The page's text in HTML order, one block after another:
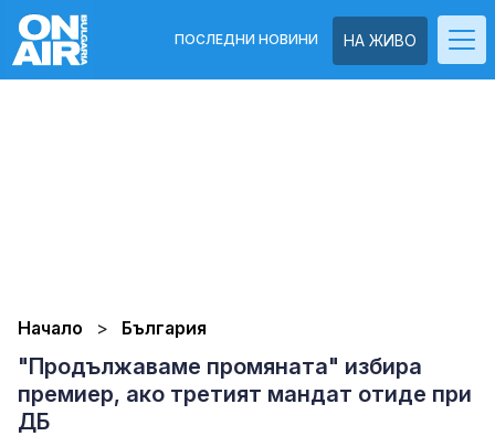
НА ЖИВО
ПОСЛЕДНИ НОВИНИ
Начало България
"Продължаваме промяната" избира
премиер, ако третият мандат отиде при
ДБ